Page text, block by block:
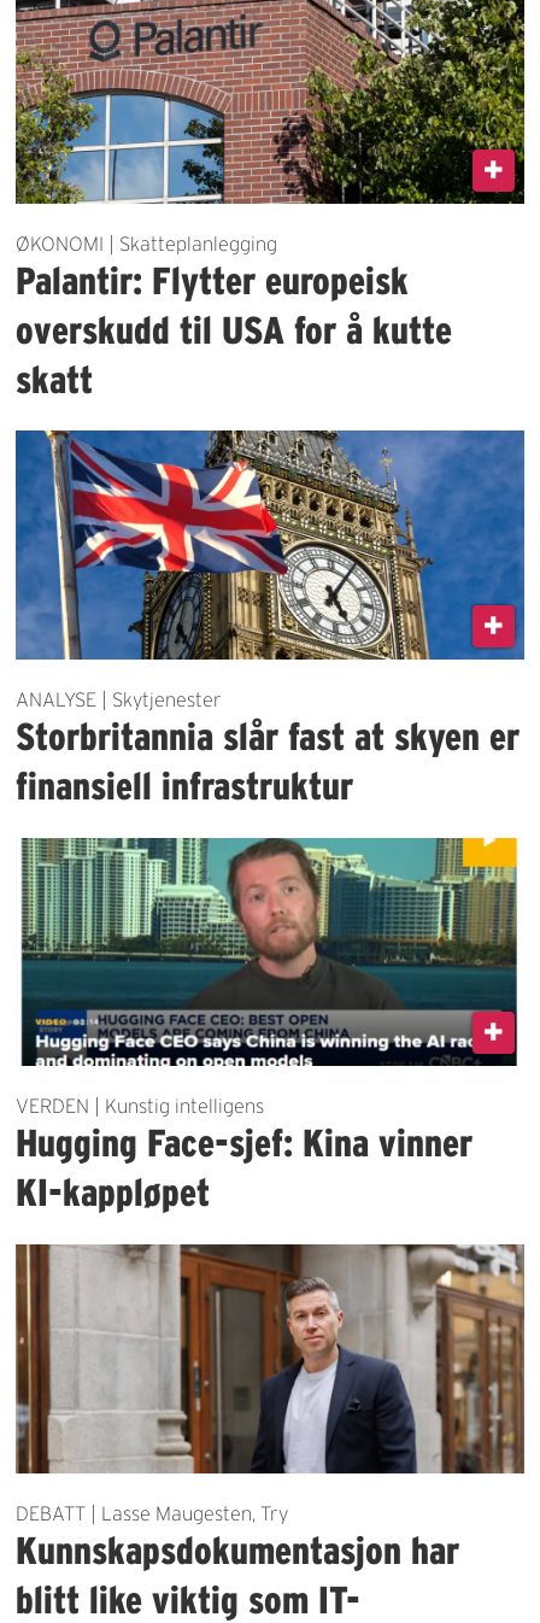
ØKONOMI | Skatteplanlegging
Palantir: Flytter europeisk
overskudd til USA for å kutte
skatt
ANALYSE | Skytjenester
Storbritannia slår fast at skyen er
finansiell infrastruktur
VERDEN | Kunstig intelligens
Hugging Face-sjef: Kina vinner
KI-kappløpet
DEBATT | Lasse Maugesten, Try
Kunnskapsdokumentasjon har
blitt like viktig som IT-